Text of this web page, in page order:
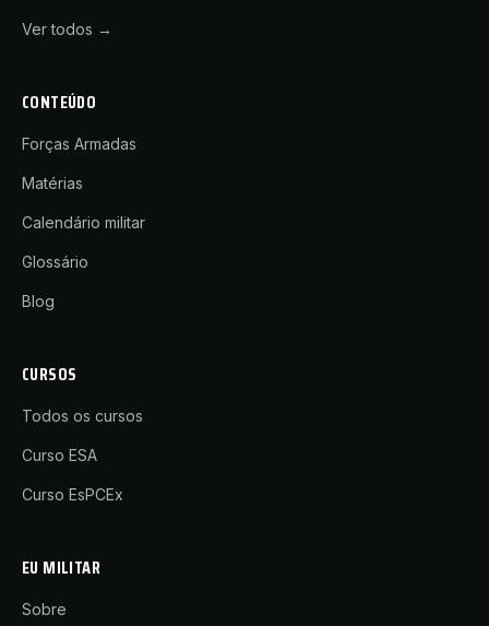
Ver todos →
CONTEÚDO
Forças Armadas
Matérias
Calendário militar
Glossário
Blog
CURSOS
Todos os cursos
Curso ESA
Curso EsPCEx
EU MILITAR
Sobre